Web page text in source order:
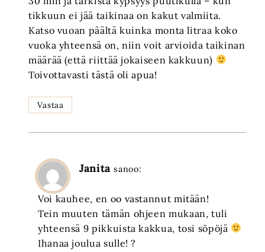
tikkuun ei jää taikinaa on kakut valmiita.
Katso vuoan päältä kuinka monta litraa koko
vuoka yhteensä on, niin voit arvioida taikinan
määrää (että riittää jokaiseen kakkuun)
Toivottavasti tästä oli apua!
Vastaa
Janita sanoo:
Voi kauhee, en oo vastannut mitään!
Tein muuten tämän ohjeen mukaan, tuli
yhteensä 9 pikkuista kakkua, tosi söpöjä
Ihanaa joulua sulle! ?